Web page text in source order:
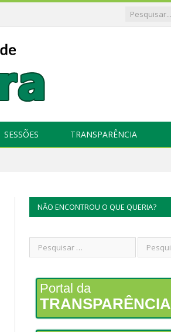
SESSÕES TRANSPARÊNCIA
NÃO ENCONTROU O QUE QUERIA?
Portal da
TRANSPARÊNCIA